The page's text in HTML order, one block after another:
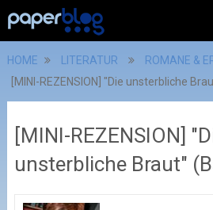
HOME LITERATUR
ROMANE &
[MINI-REZENSION] "Die unsterbliche
[MINI-REZENSION]
unsterbliche Braut"